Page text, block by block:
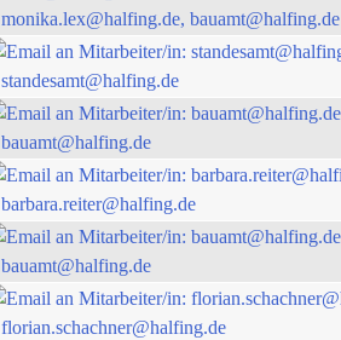
monika.lex@halfing.de, bauamt@halfing.de
standesamt@halfing.de
bauamt@halfing.de
barbara.reiter@halfing.de
bauamt@halfing.de
florian.schachner@halfing.de